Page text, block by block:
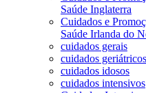
Saúde Inglaterra
Cuidados e
Saúde Irlanda do
cuidados gerais
cuidados geriátricos
cuidados idosos
cuidados intensivos